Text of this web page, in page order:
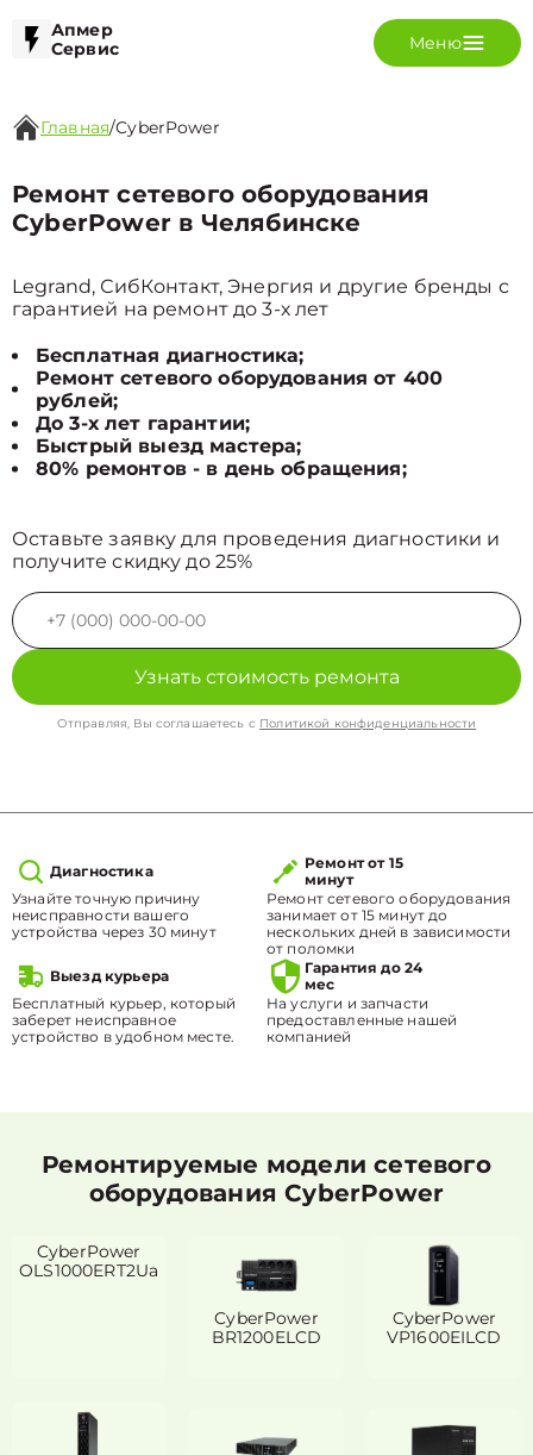
Апмер
Сервис
Меню
Главная/CyberPower
Ремонт сетевого оборудования
CyberPower в Челябинске
Legrand, СибКонтакт, Энергия и другие бренды с
гарантией на ремонт до 3-х лет
Бесплатная диагностика;
Ремонт сетевого оборудования от 400
рублей;
До 3-х лет гарантии;
Быстрый выезд мастера;
80% ремонтов - в день обращения;
Оставьте заявку для проведения диагностики и
получите скидку до 25%
Узнать стоимость ремонта
Отправляя, Вы соглашаетесь с Политикой конфиденциальности
Диагностика
Узнайте точную причину
неисправности вашего
устройства через 30 минут
Ремонт от 15
минут
Ремонт сетевого оборудования
занимает от 15 минут до
нескольких дней в зависимости
от поломки
Выезд курьера
Бесплатный курьер, который
заберет неисправное
устройство в удобном месте.
Гарантия до 24
мес
На услуги и запчасти
предоставленные нашей
компанией
Ремонтируемые модели сетевого
оборудования CyberPower
CyberPower
OLS1000ERT2Ua
CyberPower
BR1200ELCD
CyberPower
VP1600EILCD